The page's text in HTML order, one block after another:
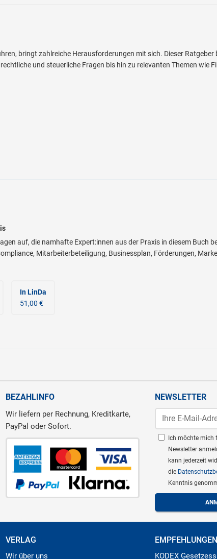
bringt zahlreiche Herausforderungen mit sich. Dieser Ratgeber
und steuerliche Fragen bis hin zu relevanten Themen wie
auf, die namhafte Expert:innen aus der Praxis in diesem Buch
Mitarbeiterbeteiligung, Businessplan, Förderungen,
In LinDa
51,00 €
BEZAHLINFO
Wir liefern per Rechnung, Kreditkarte,
PayPal oder Sofort.
NEWSLETTER
Ich möchte mich
Newsletter
kann jederzeit
die
Kenntnis
VERLAG
Wir über uns
EMPFEHLUNGEN
KODEX